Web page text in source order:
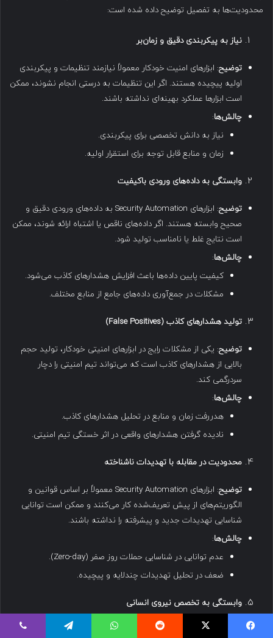
محدودیت‌ها به تفصیل توضیح داده شده است:
نیاز به پیکربندی دقیق و زمان‌بر
توضیح: ابزارهای امنیت خودکار معمولاً نیازمند تنظیمات و پیکربندی
اولیه پیچیده هستند. اگر این تنظیمات به درستی انجام نشوند، ممکن
است ابزارها عملکرد بهینه‌ای نداشته باشند.
چالش‌ها:
نیاز به دانش تخصصی برای پیکربندی.
زمان و منابع قابل توجه برای استقرار اولیه.
وابستگی به داده‌های ورودی باکیفیت
توضیح
: ابزارهای Security Automation به داده‌های ورودی دقیق و
صحیح وابسته هستند. اگر داده‌های ناقص یا اشتباه ارائه شوند، ممکن
است نتایج غلط یا نامناسب تولید شود.
چالش‌ها:
کیفیت پایین داده‌ها باعث افزایش هشدارهای کاذب می‌شود.
مشکلات در جمع‌آوری داده‌های جامع از منابع مختلف.
تولید هشدارهای کاذب (False Positives)
توضیح: یکی از مشکلات رایج در ابزارهای امنیتی خودکار، تولید حجم
بالایی از هشدارهای کاذب است که می‌تواند تیم امنیتی را دچار
سردرگمی کند.
چالش‌ها:
هدررفت زمان و منابع در تحلیل هشدارهای کاذب.
نادیده گرفتن هشدارهای واقعی در اثر خستگی تیم امنیتی.
محدودیت در مقابله با تهدیدات ناشناخته
توضیح
: ابزارهای Security Automation معمولاً بر اساس قوانین و
الگوریتم‌های از پیش تعریف‌شده کار می‌کنند و ممکن است توانایی
شناسایی تهدیدات جدید و پیشرفته را نداشته باشند.
چالش‌ها:
عدم توانایی در شناسایی حملات روز صفر (Zero-day).
ضعف در تحلیل تهدیدات چندلایه و پیچیده.
وابستگی به تخصص نیروی انسانی
: با وجود خودکارسازی بسیاری از وظایف، ابزارهای امنیتی